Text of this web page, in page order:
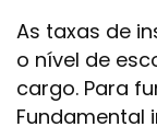
As taxas de
o nível de
cargo. Para
Fundamental